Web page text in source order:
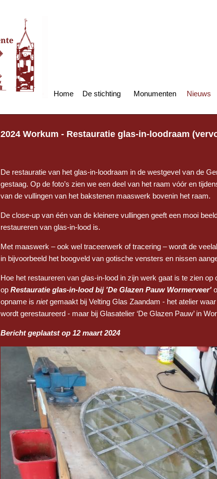
Home De stichting Monumenten Nieuws
2024 Workum - Restauratie glas-in-loodraam
De restauratie van het glas-in-loodraam in de westgevel van de
gestaag. Op de foto’s zien we een deel van het raam vóór en
van de vullingen van het bakstenen maaswerk bovenin het raam.
De close-up van één van de kleinere vullingen geeft een mooi
restaureren van glas-in-lood is.
Met maaswerk – ook wel traceerwerk of tracering – wordt de
in bijvoorbeeld het boogveld van gotische vensters en nissen
Hoe het restaureren van glas-in-lood in zijn werk gaat is te zien op
op Restauratie glas-in-lood bij 'De Glazen Pauw Wormerveer'
opname is nietgemaakt bij Velting Glas Zaandam - het atelier
wordt gerestaureerd - maar bij Glasatelier ‘De Glazen Pauw’ in
Bericht geplaatst op 12 maart 2024